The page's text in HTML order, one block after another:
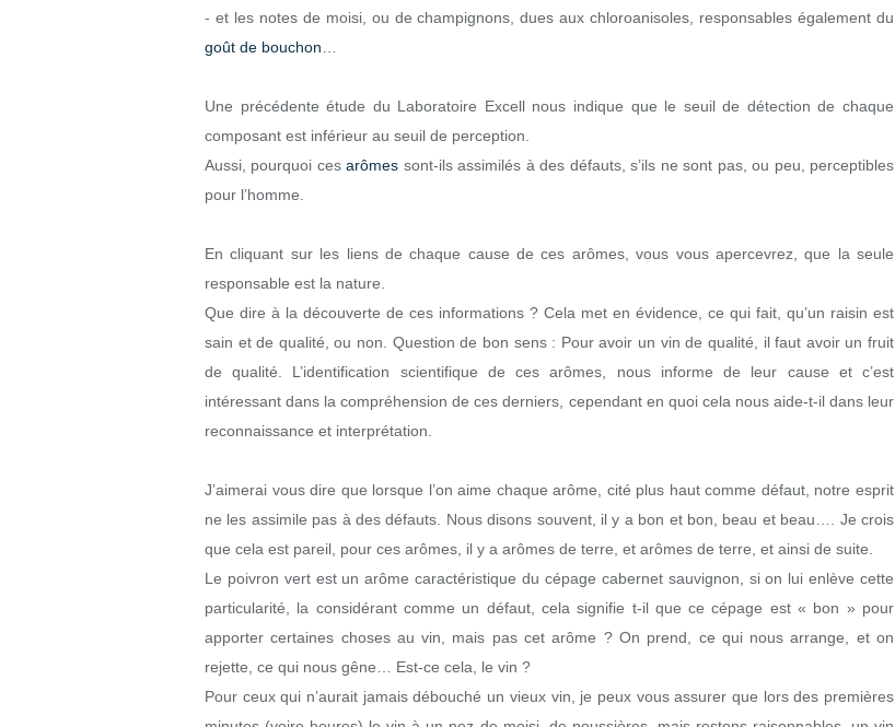
- et les notes de moisi, ou de champignons, dues aux chloroanisoles, responsables également du
goût de bouchon
Une précédente étude du Laboratoire Excell nous indique que le seuil de détection de chaque
composant est inférieur au seuil de perception.
Aussi, pourquoi cesarômes sont-ils assimilés à des défauts, s’ils ne sont pas, ou peu, perceptibles
pour l’homme.
En cliquant sur les liens de chaque cause de ces arômes, vous vous apercevrez, que la seule
responsable est la nature.
Que dire à la découverte de ces informations ? Cela met en évidence, ce qui fait, qu’un raisin est
sain et de qualité, ou non. Question de bon sens : Pour avoir un vin de qualité, il faut avoir un fruit
de qualité. L’identification scientifique de ces arômes, nous informe de leur cause et c’est
intéressant dans la compréhension de ces derniers, cependant en quoi cela nous aide-t-il dans leur
reconnaissance et interprétation.
J’aimerai vous dire que lorsque l’on aime chaque arôme, cité plus haut comme défaut, notre esprit
ne les assimile pas à des défauts. Nous disons souvent, il y a bon et bon, beau et beau…. Je crois
que cela est pareil, pour ces arômes, il y a arômes de terre, et arômes de terre, et ainsi de suite.
Le poivron vert est un arôme caractéristique du cépage cabernet sauvignon, si on lui enlève cette
particularité, la considérant comme un défaut, cela signifie t-il que ce cépage est « bon » pour
apporter certaines choses au vin, mais pas cet arôme ? On prend, ce qui nous arrange, et on
rejette, ce qui nous gêne… Est-ce cela, le vin ?
Pour ceux qui n’aurait jamais débouché un vieux vin, je peux vous assurer que lors des premières